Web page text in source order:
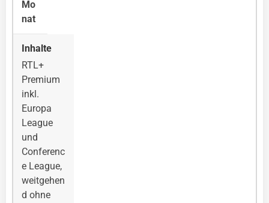
Mo
nat
RTL+
Premium
inkl.
Europa
League
und
Conferenc
e League,
weitgehen
d ohne